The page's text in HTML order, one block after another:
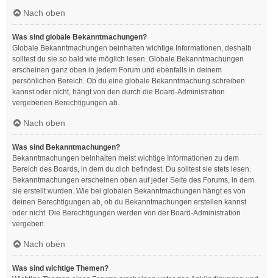
Nach oben
Was sind globale Bekanntmachungen?
Globale Bekanntmachungen beinhalten wichtige Informationen, deshalb
solltest du sie so bald wie möglich lesen. Globale Bekanntmachungen
erscheinen ganz oben in jedem Forum und ebenfalls in deinem
persönlichen Bereich. Ob du eine globale Bekanntmachung schreiben
kannst oder nicht, hängt von den durch die Board-Administration
vergebenen Berechtigungen ab.
Nach oben
Was sind Bekanntmachungen?
Bekanntmachungen beinhalten meist wichtige Informationen zu dem
Bereich des Boards, in dem du dich befindest. Du solltest sie stets lesen.
Bekanntmachungen erscheinen oben auf jeder Seite des Forums, in dem
sie erstellt wurden. Wie bei globalen Bekanntmachungen hängt es von
deinen Berechtigungen ab, ob du Bekanntmachungen erstellen kannst
oder nicht. Die Berechtigungen werden von der Board-Administration
vergeben.
Nach oben
Was sind wichtige Themen?